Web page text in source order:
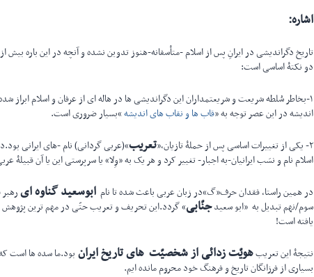
اشاره:
تاریخ دگراندیشی در ایرانِ پس از اسلام -متأسفانه-هنوز تدوین نشده و آنچه در این باره
دو نکتۀ اساسی است:
۱-بخاطر سُلطه شریعت و شریعتمداران این دگراندیشی ها در هاله ای از عرفان و اسلام ابراز
اندیشه در این عصر توجه به «قاب ها و نقاب های اندیشه»بسیار ضروری است.
۲- یکی از تغییرات اساسی پس از حملۀ تازیان،«
تعریب»(عربی گردانی) نام -های ایرانی
اسلام نام و نسَب ایرانیان-به اجبار- تغییر کرد و هر یک به «وِلا» یا سرپرستی این یا آن قبیلۀ
در همین راستا، فقدان حرف«گ»در زبان عربی باعث شده تا نام ابوسعید گناوه ای
سوم/نهم تبدیل به «ابو سعیدجنّابی» گردد.این تحریف و تعریب حتّی در مهم ترین پژوهش
یافته است!
نتیجۀ این تعریبهویّت زدائی از شخصیّت های تاریخ ایران بود.ما سده ها است
بسیاری از فرزانگان تاریخ و فرهنگ خود محروم مانده ایم.